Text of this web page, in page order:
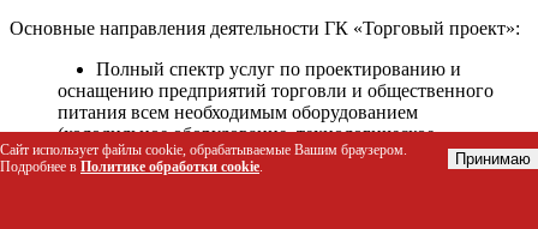
Основные направления деятельности ГК «Торговый проект»:
Полный спектр услуг по проектированию и
оснащению предприятий торговли и общественного
питания всем необходимым оборудованием
(холодильное оборудование, технологическое
оборудование, стеллажное оборудование и т.д.);
Автоматизация торговых процессов и внедрения
Сайт использует файлы cookie, обрабатываемые Вашим браузером.
Подробнее в Политике обработки cookie. Принимаю